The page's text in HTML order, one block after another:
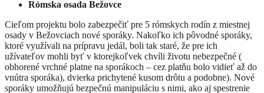
Rómska osada Bežovce
Cieľom projektu bolo zabezpečiť pre 5 rómskych rodín z miestnej
osady v Bežovciach nové sporáky. Nakoľko ich pôvodné sporáky,
ktoré využívali na prípravu jedál, boli tak staré, že pre ich
užívateľov mohli byť v ktorejkoľvek chvíli životu nebezpečné (
obhorené vrchné platne na sporákoch – cez platňu bolo vidieť až do
vnútra sporáka), dvierka prichytené kusom drôtu a podobne). Nové
sporáky umožňujú bezpečnú manipuláciu s nimi, ako aj spestrenie